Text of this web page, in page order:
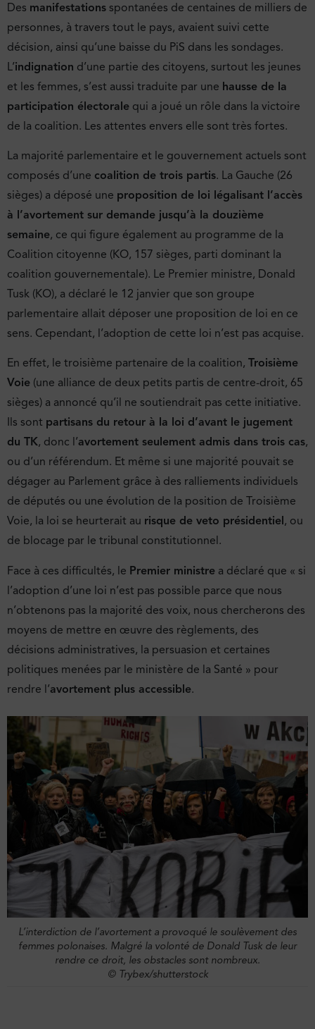
Des manifestations spontanées de centaines de milliers de
personnes, à travers tout le pays, avaient suivi cette
décision, ainsi qu’une baisse du PiS dans les sondages.
L’indignation d’une partie des citoyens, surtout les jeunes
et les femmes, s’est aussi traduite par une hausse de la
participation électorale qui a joué un rôle dans la victoire
de la coalition. Les attentes envers elle sont très fortes.
La majorité parlementaire et le gouvernement actuels sont
composés d’une coalition de trois partis. La Gauche (26
sièges) a déposé une proposition de loi légalisant l’accès
à l’avortement sur demande jusqu’à la douzième
semaine, ce qui figure également au programme de la
Coalition citoyenne (KO, 157 sièges, parti dominant la
coalition gouvernementale). Le Premier ministre, Donald
Tusk (KO), a déclaré le 12 janvier que son groupe
parlementaire allait déposer une proposition de loi en ce
sens. Cependant, l’adoption de cette loi n’est pas acquise.
En effet, le troisième partenaire de la coalition, Troisième
Voie (une alliance de deux petits partis de centre-droit, 65
sièges) a annoncé qu’il ne soutiendrait pas cette initiative.
Ils sont partisans du retour à la loi d’avant le jugement
du TK, donc l’avortement seulement admis dans trois cas,
ou d’un référendum. Et même si une majorité pouvait se
dégager au Parlement grâce à des ralliements individuels
de députés ou une évolution de la position de Troisième
Voie, la loi se heurterait au risque de veto présidentiel, ou
de blocage par le tribunal constitutionnel.
Face à ces difficultés, le Premier ministre a déclaré que « si
l’adoption d’une loi n’est pas possible parce que nous
n’obtenons pas la majorité des voix, nous chercherons des
moyens de mettre en œuvre des règlements, des
décisions administratives, la persuasion et certaines
politiques menées par le ministère de la Santé » pour
rendre l’avortement plus accessible.
L’interdiction de l’avortement a provoqué le soulèvement des
femmes polonaises. Malgré la volonté de Donald Tusk de leur
rendre ce droit, les obstacles sont nombreux.
© Trybex/shutterstock